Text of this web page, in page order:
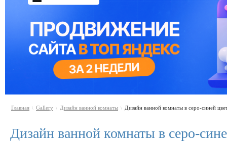
Главная \ Gallery \ Дизайн ванной комнаты \ Дизайн ванной комнаты в серо-синей
Дизайн ванной комнаты в серо-